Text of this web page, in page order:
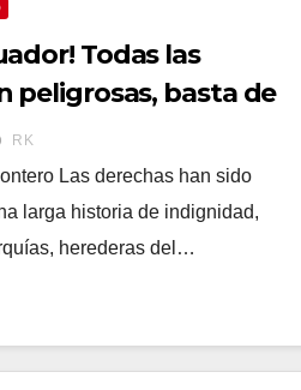
Todas las
peligrosas, basta de
RK
Las derechas han sido
larga historia de indignidad,
herederas del…